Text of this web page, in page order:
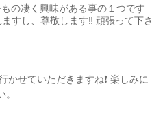
の凄く興味がある事の１つです
すし、尊敬します‼️ 頑張って下
かせていただきますね❗️ 楽しみに